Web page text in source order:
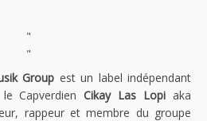
"
"
Group est un label indépendant
CapverdienCikay Las Lopi aka
rappeur et membre du groupe